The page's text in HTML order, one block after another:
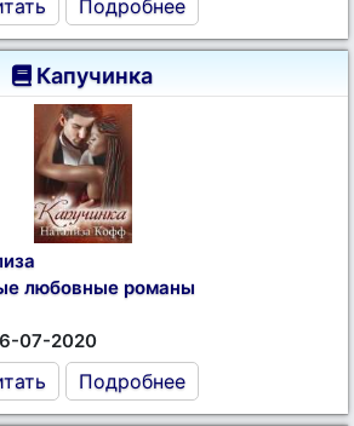
Подробнее
Капучинка
любовные романы
07-2020
Подробнее